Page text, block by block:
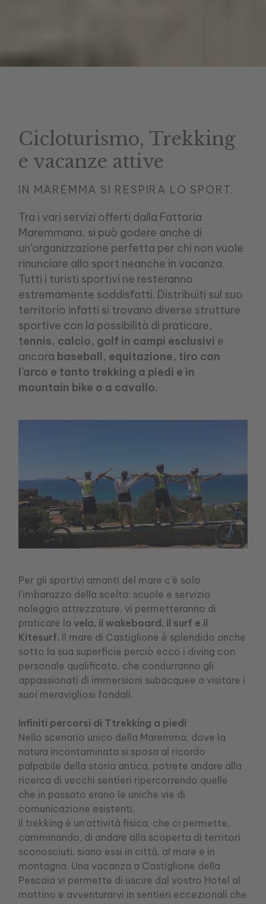
Cicloturismo, Trekking
e vacanze attive
IN MAREMMA SI RESPIRA LO SPORT.
Tra i vari servizi offerti dalla Fattoria
Maremmana, si può godere anche di
un’organizzazione perfetta per chi non vuole
rinunciare allo sport neanche in vacanza.
Tutti i turisti sportivi ne resteranno
estremamente soddisfatti. Distribuiti sul suo
territorio infatti si trovano diverse strutture
sportive con la possibilità di praticare,
tennis, calcio, golf in campi esclusivi e
ancora baseball, equitazione, tiro con
l’arco e tanto trekking a piedi e in
mountain bike o a cavallo.
Per gli sportivi amanti del mare c’è solo
l’imbarazzo della scelta: scuole e servizio
noleggio attrezzature, vi permetteranno di
praticare la vela, il wakeboard, il surf e il
Kitesurf. Il mare di Castiglione è splendido anche
sotto la sua superficie perciò ecco i diving con
personale qualificato, che condurranno gli
appassionati di immersioni subacquee a visitare i
suoi meravigliosi fondali.
Infiniti percorsi di Ttrekking a piedi
Nello scenario unico della Maremma, dove la
natura incontaminata si sposa al ricordo
palpabile della storia antica, potrete andare alla
ricerca di vecchi sentieri ripercorrendo quelle
che in passato erano le uniche vie di
comunicazione esistenti.
Il trekking è un’attività fisica, che ci permette,
camminando, di andare alla scoperta di territori
sconosciuti, siano essi in città, al mare e in
montagna. Una vacanza a Castiglione della
Pescaia vi permette di uscire dal vostro Hotel al
mattino e avventurarvi in sentieri eccezionali che